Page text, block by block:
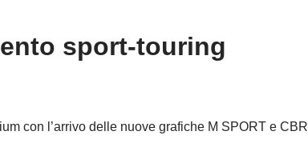
sport-touring
con l’arrivo delle nuove grafiche M SPORT e CBR